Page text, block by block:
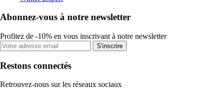
Abonnez-vous à notre newsletter
Profitez de -10% en vous inscrivant à notre newsletter
S'inscrire
Restons connectés
Retrouvez-nous sur les réseaux sociaux